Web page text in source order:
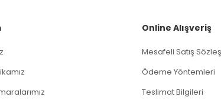
Online Alışveriş
Mesafeli Satış
Ödeme Yöntemleri
Teslimat Bilgileri